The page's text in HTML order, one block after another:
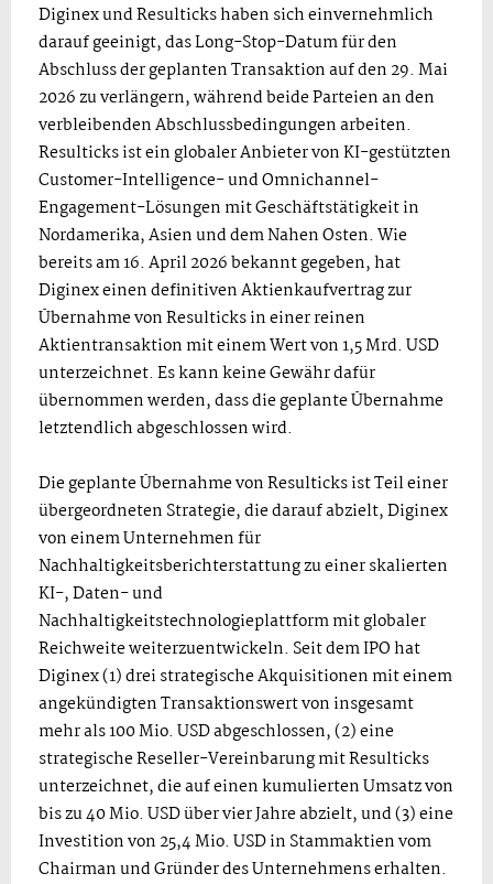
Diginex und Resulticks haben sich einvernehmlich
darauf geeinigt, das Long-Stop-Datum für den
Abschluss der geplanten Transaktion auf den 29. Mai
2026 zu verlängern, während beide Parteien an den
verbleibenden Abschlussbedingungen arbeiten.
Resulticks ist ein globaler Anbieter von KI-gestützten
Customer-Intelligence- und Omnichannel-
Engagement-Lösungen mit Geschäftstätigkeit in
Nordamerika, Asien und dem Nahen Osten. Wie
bereits am 16. April 2026 bekannt gegeben, hat
Diginex einen definitiven Aktienkaufvertrag zur
Übernahme von Resulticks in einer reinen
Aktientransaktion mit einem Wert von 1,5 Mrd. USD
unterzeichnet. Es kann keine Gewähr dafür
übernommen werden, dass die geplante Übernahme
letztendlich abgeschlossen wird.
Die geplante Übernahme von Resulticks ist Teil einer
übergeordneten Strategie, die darauf abzielt, Diginex
von einem Unternehmen für
Nachhaltigkeitsberichterstattung zu einer skalierten
KI-, Daten- und
Nachhaltigkeitstechnologieplattform mit globaler
Reichweite weiterzuentwickeln. Seit dem IPO hat
Diginex (1) drei strategische Akquisitionen mit einem
angekündigten Transaktionswert von insgesamt
mehr als 100 Mio. USD abgeschlossen, (2) eine
strategische Reseller-Vereinbarung mit Resulticks
unterzeichnet, die auf einen kumulierten Umsatz von
bis zu 40 Mio. USD über vier Jahre abzielt, und (3) eine
Investition von 25,4 Mio. USD in Stammaktien vom
Chairman und Gründer des Unternehmens erhalten.